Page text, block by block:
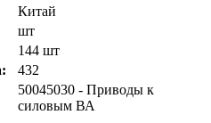
Китай
шт
144 шт
432
50045030 - Приводы к
силовым ВА